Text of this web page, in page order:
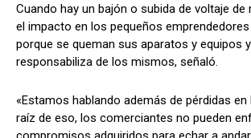
Cuando hay un bajón o subida de voltaje de
el impacto en los pequeños
porque se queman sus aparatos y equipos
responsabiliza de los mismos, señaló.
«Estamos hablando además de pérdidas
raíz de eso, los comerciantes no pueden